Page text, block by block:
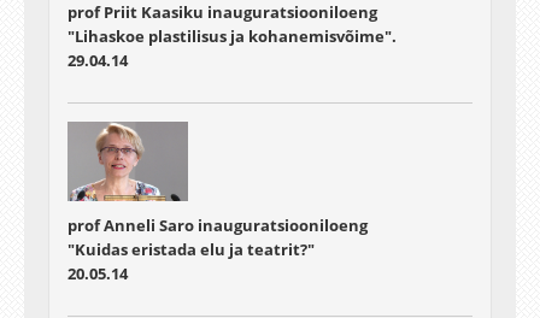
prof Priit Kaasiku inauguratsiooniloeng
"Lihaskoe plastilisus ja kohanemisvõime".
29.04.14
prof Anneli Saro inauguratsiooniloeng
"Kuidas eristada elu ja teatrit?"
20.05.14